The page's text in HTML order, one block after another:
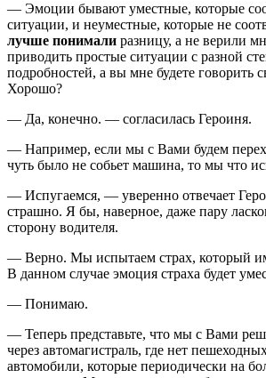
— Эмоции бывают уместные, которые
ситуации, и неуместные, которые не
лучше понимали разницу, а не верили
приводить простые ситуации с разной
подробностей, а вы мне будете говорить
Хорошо?
— Да, конечно. — согласилась Героиня.
— Например, если мы с Вами будем
чуть было не собьет машина, то мы что
— Испугаемся, — уверенно отвечает
страшно. Я бы, наверное, даже пару
сторону водителя.
— Верно. Мы испытаем страх, который
В данном случае эмоция страха будет
— Понимаю.
— Теперь представьте, что мы с Вами
через автомагистраль, где нет
автомобили, которые периодически на